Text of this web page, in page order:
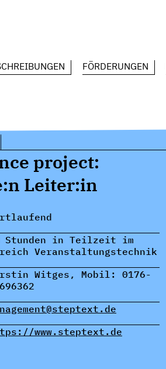
FÖRDERUNGEN
project:
Leiter:in
Stunden in Teilzeit im
Veranstaltungstechnik
Witges, Mobil: 0176-
www.steptext.de